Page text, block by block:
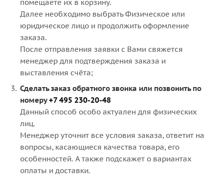
помещаете их в корзину.
Далее необходимо выбрать Физическое или
юридическое лицо и продолжить оформление
заказа.
После отправления заявки с Вами свяжется
менеджер для подтверждения заказа и
выставления счёта;
Сделать заказ обратного звонка или позвонить по
номеру+7 495 230-20-48
Данный способ особо актуален для физических
лиц.
Менеджер уточнит все условия заказа, ответит на
вопросы, касающиеся качества товара, его
особенностей. А также подскажет о вариантах
оплаты и доставки.